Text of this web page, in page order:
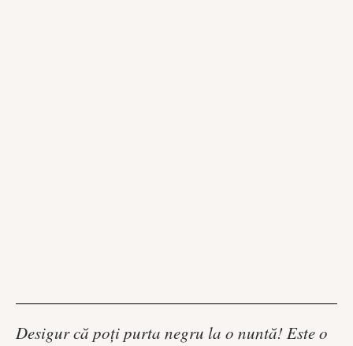
Desigur că poți purta negru la o nuntă! Este o